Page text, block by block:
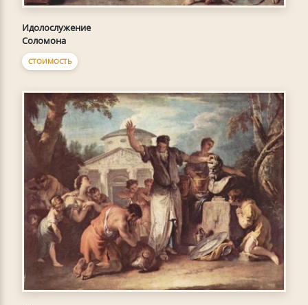
Идолослужение
Соломона
СТОИМОСТЬ